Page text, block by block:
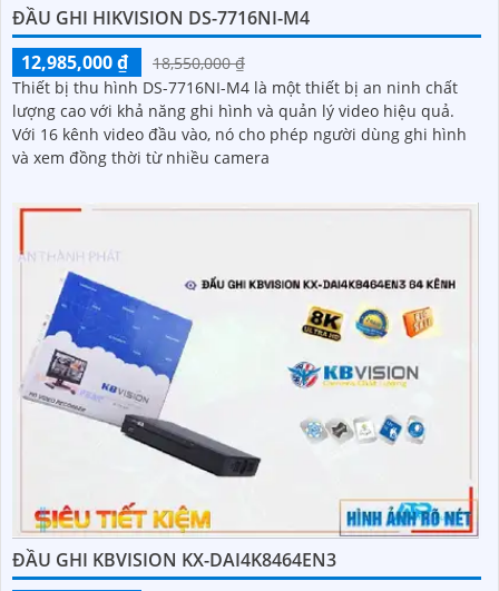
ĐẦU GHI HIKVISION DS-7716NI-M4
12,985,000 ₫
18,550,000 ₫
Thiết bị thu hình DS-7716NI-M4 là một thiết bị an ninh chất
lượng cao với khả năng ghi hình và quản lý video hiệu quả.
Với 16 kênh video đầu vào, nó cho phép người dùng ghi hình
và xem đồng thời từ nhiều camera
ĐẦU GHI KBVISION KX-DAI4K8464EN3